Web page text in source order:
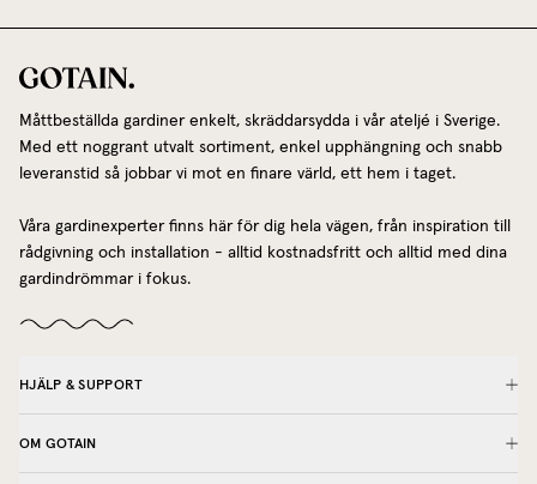
Måttbeställda gardiner enkelt, skräddarsydda i vår ateljé i Sverige.
Med ett noggrant utvalt sortiment, enkel upphängning och snabb
leveranstid så jobbar vi mot en finare värld, ett hem i taget.
Våra gardinexperter finns här för dig hela vägen, från inspiration till
rådgivning och installation - alltid kostnadsfritt och alltid med dina
gardindrömmar i fokus.
HJÄLP & SUPPORT
OM GOTAIN